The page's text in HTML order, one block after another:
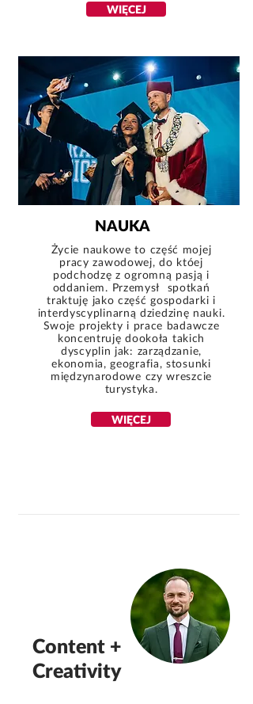
WIĘCEJ
NAUKA
Życie naukowe to część mojej
pracy zawodowej, do któej
podchodzę z ogromną pasją i
oddaniem. Przemysł spotkań
traktuję jako część gospodarki i
interdyscyplinarną dziedzinę nauki.
Swoje projekty i prace badawcze
koncentruję dookoła takich
dyscyplin jak: zarządzanie,
ekonomia, geografia, stosunki
międzynarodowe czy wreszcie
turystyka.
WIĘCEJ
Content +
Creativity